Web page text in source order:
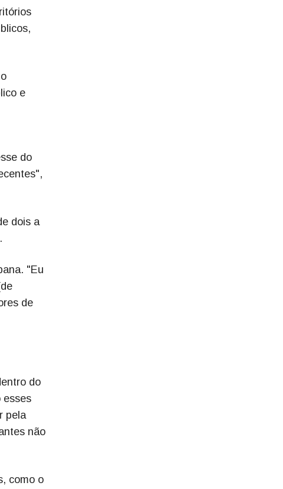
e
do
dois a
"Eu
de
do
esses
pela
não
como o